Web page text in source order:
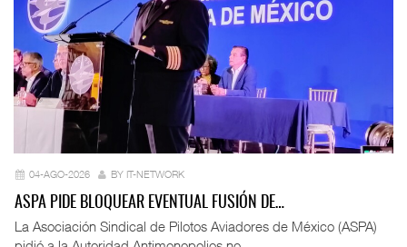
04-AGO-2026 BY IT-NETWORK
ASPA PIDE BLOQUEAR EVENTUAL FUSIÓN DE…
La Asociación Sindical de Pilotos Aviadores de México (ASPA)